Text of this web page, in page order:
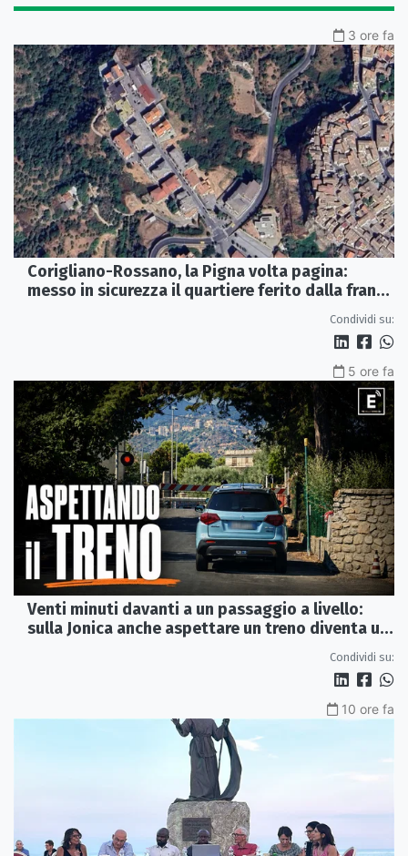
3 ore fa
Corigliano-Rossano, la Pigna volta pagina:
messo in sicurezza il quartiere ferito dalla frana
Condividi su:
5 ore fa
Venti minuti davanti a un passaggio a livello:
sulla Jonica anche aspettare un treno diventa un
Condividi su:
10 ore fa